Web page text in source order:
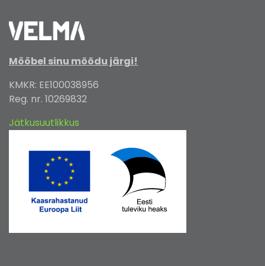
Mööbel sinu mõõdu järgi!
KMKR: EE100038956
Reg. nr. 10269832
Jätkusuutlikkus